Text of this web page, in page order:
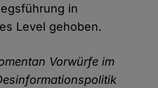
in
Level gehoben.
Vorwürfe im